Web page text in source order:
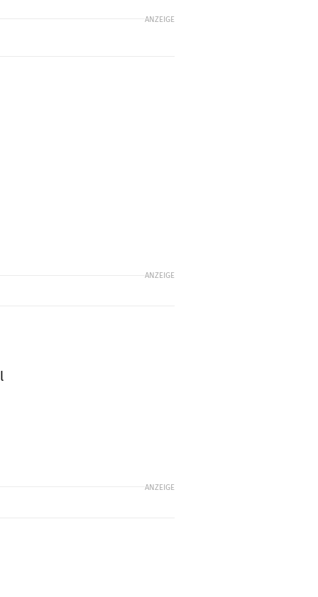
ANZEIGE
ANZEIGE
ANZEIGE